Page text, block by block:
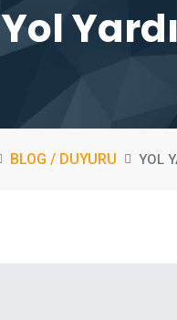
Yol
BLOG / DUYURU YOL